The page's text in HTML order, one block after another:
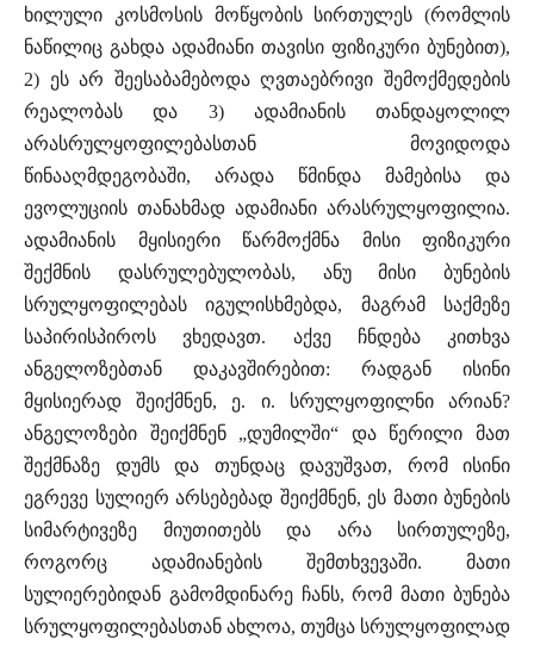
ხილული კოსმოსის მოწყობის სირთულეს (რომლის
ნაწილიც გახდა ადამიანი თავისი ფიზიკური ბუნებით),
2) ეს არ შეესაბამებოდა ღვთაებრივი შემოქმედების
რეალობას და 3) ადამიანის თანდაყოლილ
არასრულყოფილებასთან მოვიდოდა
წინააღმდეგობაში, არადა წმინდა მამებისა და
ევოლუციის თანახმად ადამიანი არასრულყოფილია.
ადამიანის მყისიერი წარმოქმნა მისი ფიზიკური
შექმნის დასრულებულობას, ანუ მისი ბუნების
სრულყოფილებას იგულისხმებდა, მაგრამ საქმეზე
საპირისპიროს ვხედავთ. აქვე ჩნდება კითხვა
ანგელოზებთან დაკავშირებით: რადგან ისინი
მყისიერად შეიქმნენ, ე. ი. სრულყოფილნი არიან?
ანგელოზები შეიქმნენ „დუმილში“ და წერილი მათ
შექმნაზე დუმს და თუნდაც დავუშვათ, რომ ისინი
ეგრევე სულიერ არსებებად შეიქმნენ, ეს მათი ბუნების
სიმარტივეზე მიუთითებს და არა სირთულეზე,
როგორც ადამიანების შემთხვევაში. მათი
სულიერებიდან გამომდინარე ჩანს, რომ მათი ბუნება
სრულყოფილებასთან ახლოა, თუმცა სრულყოფილად